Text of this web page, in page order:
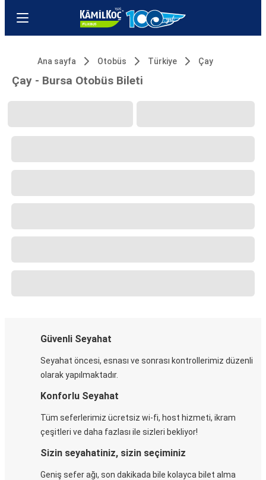
Ana sayfa Otobüs Türkiye Çay
Çay - Bursa Otobüs Bileti
Güvenli Seyahat
Seyahat öncesi, esnası ve sonrası kontrollerimiz düzenli
olarak yapılmaktadır.
Konforlu Seyahat
Tüm seferlerimiz ücretsiz wi-fi, host hizmeti, ikram
çeşitleri ve daha fazlası ile sizleri bekliyor!
Sizin seyahatiniz, sizin seçiminiz
Geniş sefer ağı, son dakikada bile kolayca bilet alma